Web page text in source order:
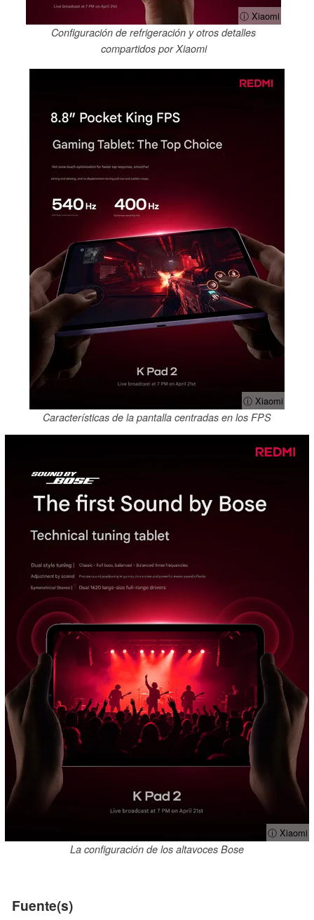
ⓘ Xiaomi
Configuración de refrigeración y otros detalles
compartidos por Xiaomi
ⓘ Xiaomi
Características de la pantalla centradas en los FPS
ⓘ Xiaomi
La configuración de los altavoces Bose
Fuente(s)